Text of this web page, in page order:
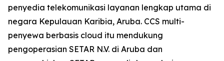
penyedia telekomunikasi layanan lengkap utama di
negara Kepulauan Karibia, Aruba. CCS multi-
penyewa berbasis cloud itu mendukung
pengoperasian SETAR N.V. di Aruba dan